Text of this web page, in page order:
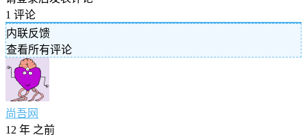
1 评论
内联反馈
查看所有评论
尚吾网
12 年 之前